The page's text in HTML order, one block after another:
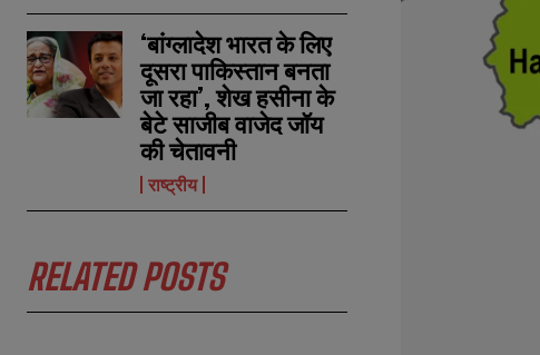
‘बांग्लादेश भारत के लिए
दूसरा पाकिस्तान बनता
जा रहा’, शेख हसीना के
बेटे साजीब वाजेद जॉय
की चेतावनी
राष्ट्रीय
RELATED POSTS